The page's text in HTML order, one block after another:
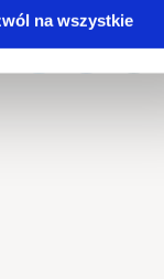
na wszystkie
znajomym